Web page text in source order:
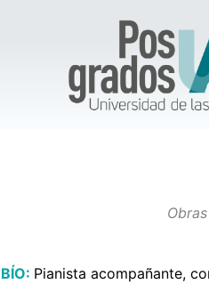
BÍO: Pianista acompañante,